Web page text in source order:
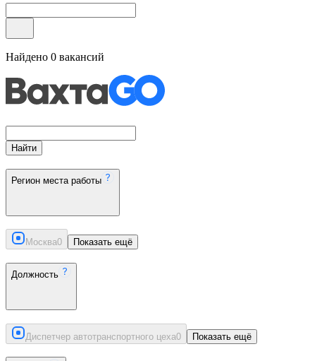
Найдено 0 вакансий
Найти
Регион места работы
Москва0 Показать ещё
Должность
Диспетчер автотранспортного цеха0 Показать ещё